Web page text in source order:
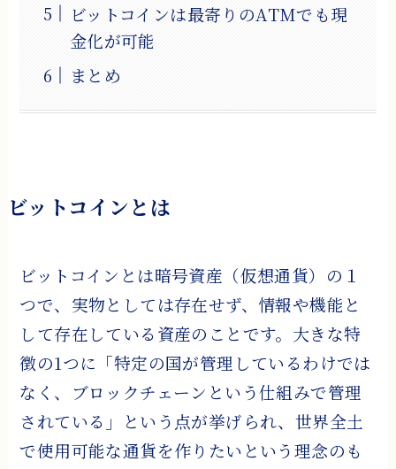
ビットコインは最寄りのATMでも現
金化が可能
まとめ
ビットコインとは
ビットコインとは暗号資産（仮想通貨）の１
つで、実物としては存在せず、情報や機能と
して存在している資産のことです。大きな特
徴の1つに「特定の国が管理しているわけでは
なく、ブロックチェーンという仕組みで管理
されている」という点が挙げられ、世界全土
で使用可能な通貨を作りたいという理念のも